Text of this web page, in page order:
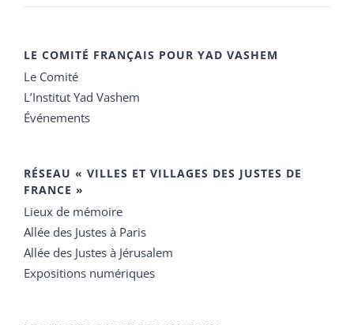
LE COMITÉ FRANÇAIS POUR YAD VASHEM
Le Comité
L’Institut Yad Vashem
Événements
RÉSEAU « VILLES ET VILLAGES DES JUSTES DE
FRANCE »
Lieux de mémoire
Allée des Justes à Paris
Allée des Justes à Jérusalem
Expositions numériques